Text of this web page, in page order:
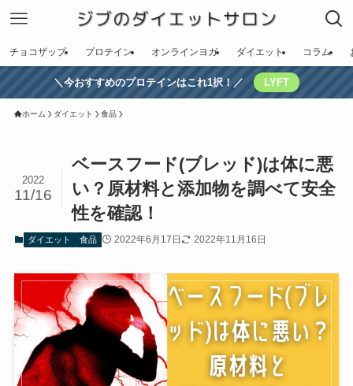
チョコザップ プロテイン オンラインヨガ ダイエット コラム
＼今おすすめのプロテインはこれ1択！／ LYFT
ホーム ダイエット 食品
ベースフード(ブレッド)は体に悪
い？原材料と添加物を調べて安全
性を確認！
2022
11/16
ダイエット 食品 2022年6月17日 2022年11月16日